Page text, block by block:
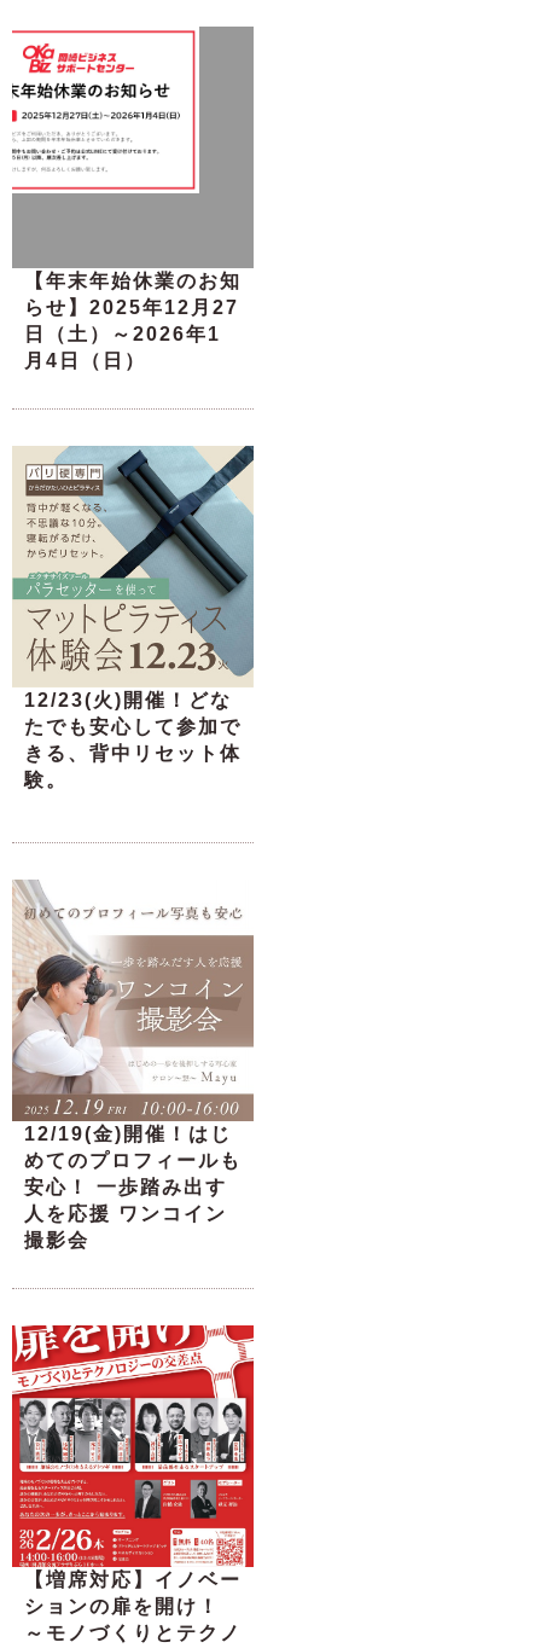
【年末年始休業のお知
らせ】2025年12月27
日（土）～2026年1
月4日（日）
12/23(火)開催！どな
たでも安心して参加で
きる、背中リセット体
験。
12/19(金)開催！はじ
めてのプロフィールも
安心！ 一歩踏み出す
人を応援 ワンコイン
撮影会
【増席対応】イノベー
ションの扉を開け！
～モノづくりとテクノ